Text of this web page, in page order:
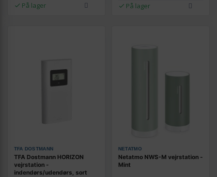
På lager På lager
TFA DOSTMANN
TFA Dostmann HORIZON
vejrstation -
indendørs/udendørs, sort
NETATMO
Netatmo NWS-M vejrstation -
Mint